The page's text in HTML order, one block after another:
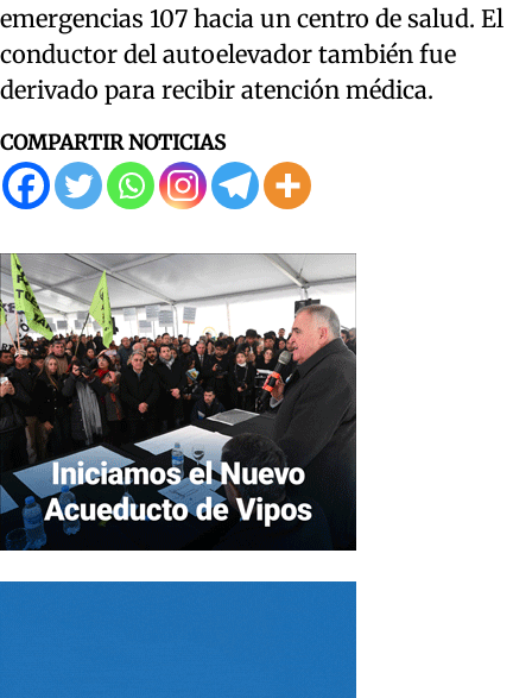
emergencias 107 hacia un centro de salud. El
conductor del autoelevador también fue
derivado para recibir atención médica.
COMPARTIR NOTICIAS